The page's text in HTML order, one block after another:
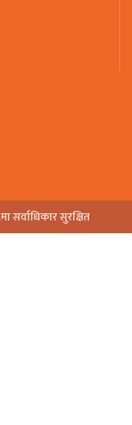
सर्वाधिकार सुरक्षित